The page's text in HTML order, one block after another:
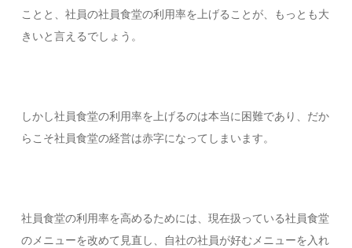
ことと、社員の社員食堂の利用率を上げることが、もっとも大
きいと言えるでしょう。
しかし社員食堂の利用率を上げるのは本当に困難であり、だか
らこそ社員食堂の経営は赤字になってしまいます。
社員食堂の利用率を高めるためには、現在扱っている社員食堂
のメニューを改めて見直し、自社の社員が好むメニューを入れ